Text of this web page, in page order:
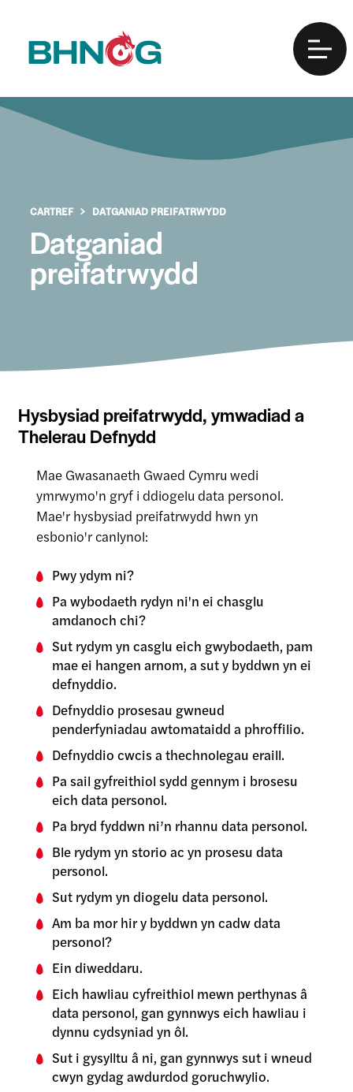
CARTREF DATGANIAD PREIFATRWYDD
Datganiad
preifatrwydd
Hysbysiad preifatrwydd, ymwadiad a
Thelerau Defnydd
Mae Gwasanaeth Gwaed Cymru wedi
ymrwymo'n gryf i ddiogelu data personol.
Mae'r hysbysiad preifatrwydd hwn yn
esbonio'r canlynol:
Pwy ydym ni?
Pa wybodaeth rydyn ni'n ei chasglu
amdanoch chi?
Sut rydym yn casglu eich gwybodaeth, pam
mae ei hangen arnom, a sut y byddwn yn ei
defnyddio.
Defnyddio prosesau gwneud
penderfyniadau awtomataidd a phroffilio.
Defnyddio cwcis a thechnolegau eraill.
Pa sail gyfreithiol sydd gennym i brosesu
eich data personol.
Pa bryd fyddwn ni’n rhannu data personol.
Ble rydym yn storio ac yn prosesu data
personol.
Sut rydym yn diogelu data personol.
Am ba mor hir y byddwn yn cadw data
personol?
Ein diweddaru.
Eich hawliau cyfreithiol mewn perthynas â
data personol, gan gynnwys eich hawliau i
dynnu cydsyniad yn ôl.
Sut i gysylltu â ni, gan gynnwys sut i wneud
cwyn gydag awdurdod goruchwylio.